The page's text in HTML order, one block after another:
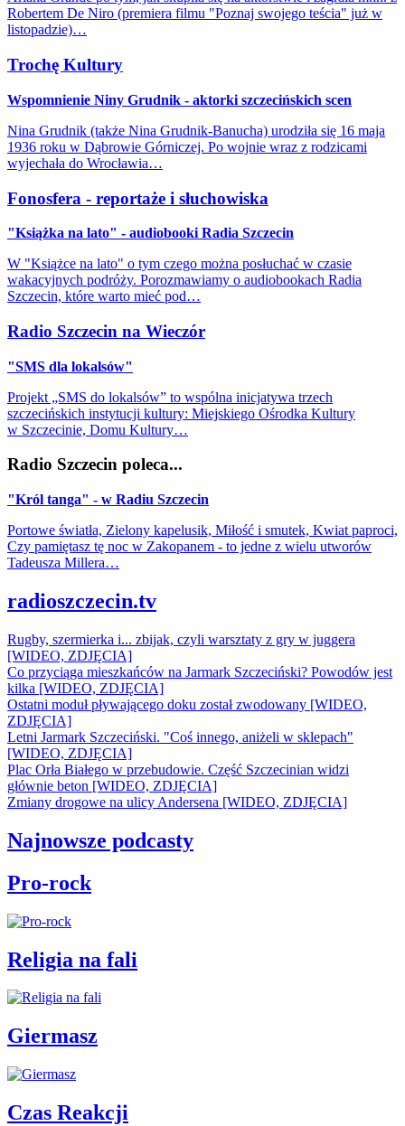
Robertem De Niro (premiera filmu "Poznaj swojego teścia" już w
listopadzie)…
Trochę Kultury
Wspomnienie Niny Grudnik - aktorki szczecińskich scen
Nina Grudnik (także Nina Grudnik-Banucha) urodziła się 16 maja
1936 roku w Dąbrowie Górniczej. Po wojnie wraz z rodzicami
wyjechała do Wrocławia…
Fonosfera - reportaże i słuchowiska
"Książka na lato" - audiobooki Radia Szczecin
W "Książce na lato" o tym czego można posłuchać w czasie
wakacyjnych podróży. Porozmawiamy o audiobookach Radia
Szczecin, które warto mieć pod…
Radio Szczecin na Wieczór
"SMS dla lokalsów"
Projekt „SMS do lokalsów” to wspólna inicjatywa trzech
szczecińskich instytucji kultury: Miejskiego Ośrodka Kultury
w Szczecinie, Domu Kultury…
Radio Szczecin poleca...
"Król tanga" - w Radiu Szczecin
Portowe światła, Zielony kapelusik, Miłość i smutek, Kwiat paproci,
Czy pamiętasz tę noc w Zakopanem - to jedne z wielu utworów
Tadeusza Millera…
radioszczecin.tv
Rugby, szermierka i... zbijak, czyli warsztaty z gry w juggera
[WIDEO, ZDJĘCIA]
Co przyciąga mieszkańców na Jarmark Szczeciński? Powodów jest
kilka [WIDEO, ZDJĘCIA]
Ostatni moduł pływającego doku został zwodowany [WIDEO,
ZDJĘCIA]
Letni Jarmark Szczeciński. "Coś innego, aniżeli w sklepach"
[WIDEO, ZDJĘCIA]
Plac Orła Białego w przebudowie. Część Szczecinian widzi
głównie beton [WIDEO, ZDJĘCIA]
Zmiany drogowe na ulicy Andersena [WIDEO, ZDJĘCIA]
Najnowsze podcasty
Pro-rock
Religia na fali
Giermasz
Czas Reakcji